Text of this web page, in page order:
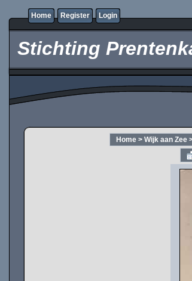
Home Register Login
Stichting
Home > Wijk aan Zee